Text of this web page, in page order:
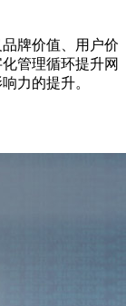
牌价值、用户价
管理循环提升网
力的提升。